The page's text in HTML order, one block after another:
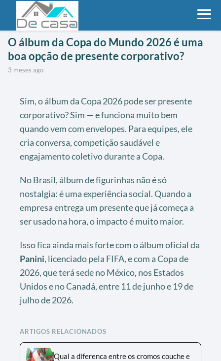
O álbum da Copa do Mundo 2026 é uma
boa opção de presente corporativo?
3 meses ago
Sim, o álbum da Copa 2026 pode ser presente
corporativo? Sim — e funciona muito bem
quando vem com envelopes. Para equipes, ele
cria conversa, competição saudável e
engajamento coletivo durante a Copa.
No Brasil, álbum de figurinhas não é só
nostalgia: é uma experiência social. Quando a
empresa entrega um presente que já começa a
ser usado na hora, o impacto é muito maior.
Isso fica ainda mais forte com o álbum oficial da
Panini, licenciado pela FIFA, e com a Copa de
2026, que terá sede no México, nos Estados
Unidos e no Canadá, entre 11 de junho e 19 de
julho de 2026.
ARTIGOS RELACIONADOS
Qual a diferenca entre os cromos couche e